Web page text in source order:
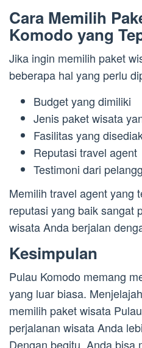
Cara Memilih
Komodo yang
Jika ingin memilih paket
beberapa hal yang perlu
Budget yang dimiliki
Jenis paket wisata
Fasilitas yang
Reputasi travel agent
Testimoni dari
Memilih travel agent yang
reputasi yang baik sangat
wisata Anda berjalan
Kesimpulan
Pulau Komodo memang
yang luar biasa.
memilih paket wisata
perjalanan wisata Anda
Dengan begitu, Anda bisa